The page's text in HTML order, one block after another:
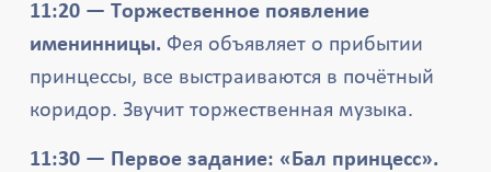
11:20 — Торжественное появление
именинницы. Фея объявляет о прибытии
принцессы, все выстраиваются в почётный
коридор. Звучит торжественная музыка.
11:30 — Первое задание: «Бал принцесс».